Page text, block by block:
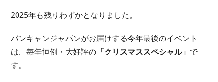
2025年も残りわずかとなりました。
パンキャンジャパンがお届けする今年最後のイベント
は、毎年恒例・大好評の 「クリスマススペシャル」 で
す。